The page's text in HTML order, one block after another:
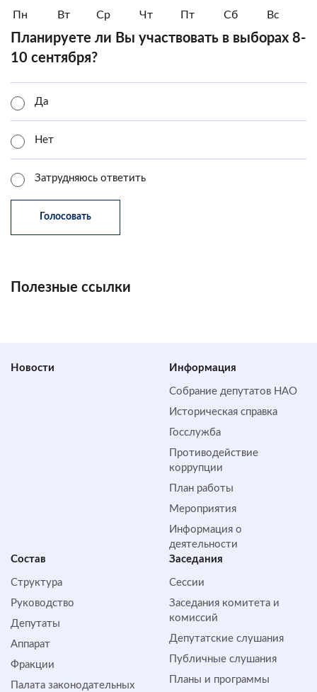
Пн Вт Ср Чт Пт Сб Вс
Планируете ли Вы участвовать в выборах 8-
10 сентября?
Да
Нет
Затрудняюсь ответить
Полезные ссылки
Новости Информация
Собрание депутатов НАО
Историческая справка
Госслужба
Противодействие
коррупции
План работы
Мероприятия
Информация о
деятельности
Состав
Структура
Руководство
Депутаты
Аппарат
Фракции
Палата законодательных
Заседания
Сессии
Заседания комитета и
комиссий
Депутатские слушания
Публичные слушания
Планы и программы